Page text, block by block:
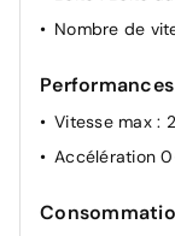
Airbag pour
Kit anti-
Nombre de
Performances
Vitesse max :
Accélération